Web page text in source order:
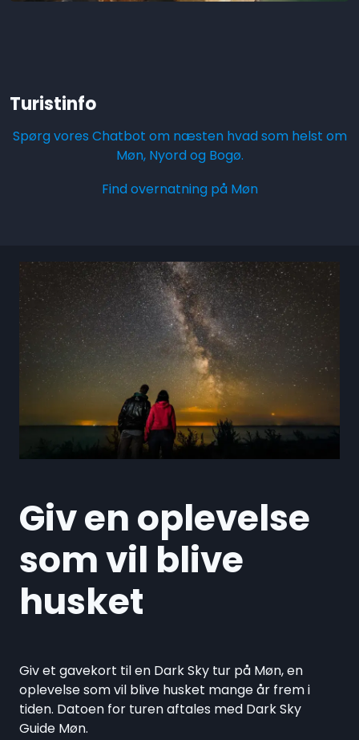
Turistinfo
Spørg vores Chatbot om næsten hvad som helst om
Møn, Nyord og Bogø.
Find overnatning på Møn
Giv en oplevelse
som vil blive
husket
Giv et gavekort til en Dark Sky tur på Møn, en
oplevelse som vil blive husket mange år frem i
tiden. Datoen for turen aftales med Dark Sky
Guide Møn.